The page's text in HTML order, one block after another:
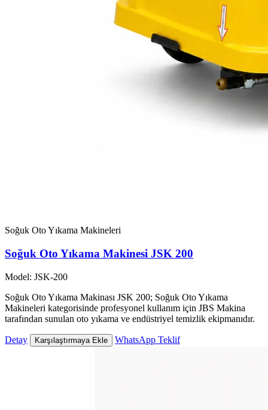
Soğuk Oto Yıkama Makineleri
Soğuk Oto Yıkama Makinesi JSK 200
Model: JSK-200
Soğuk Oto Yıkama Makinası JSK 200; Soğuk Oto Yıkama
Makineleri kategorisinde profesyonel kullanım için JBS Makina
tarafından sunulan oto yıkama ve endüstriyel temizlik ekipmanıdır.
Detay Karşılaştırmaya Ekle WhatsApp Teklif